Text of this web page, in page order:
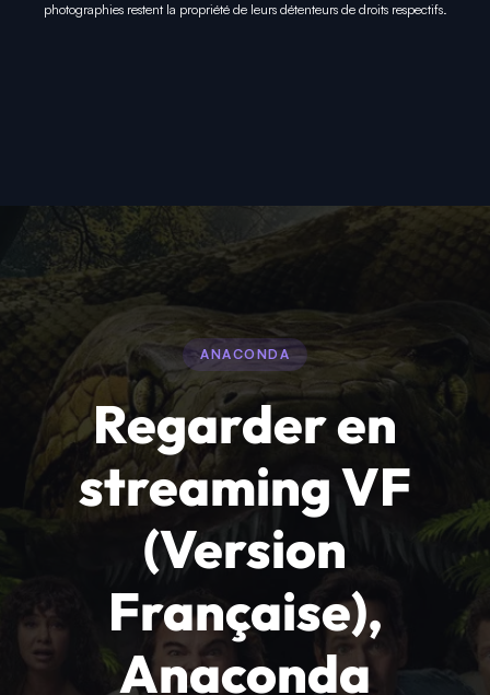
photographies restent la propriété de leurs détenteurs de droits respectifs.
ANACONDA
Regarder en
streaming VF
(Version
Française),
Anaconda